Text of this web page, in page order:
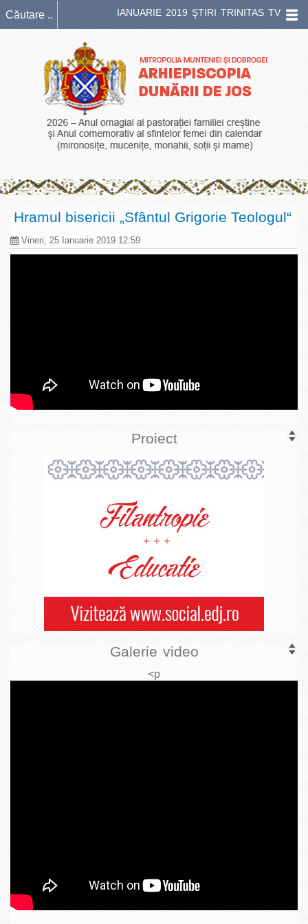
IANUARIE 2019 ŞTIRI TRINITAS TV
Hramul bisericii „Sfântul Grigorie Teologul“
Vineri, 25 Ianuarie 2019 12:59
Proiect
Galerie video
<p